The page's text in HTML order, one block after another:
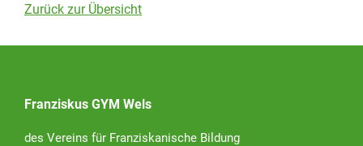
Zurück zur Übersicht
Franziskus GYM Wels
des Vereins für Franziskanische Bildung